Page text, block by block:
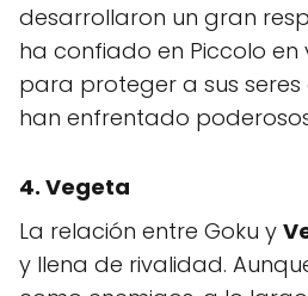
desarrollaron un gran
ha confiado en Piccolo en
para proteger a sus seres
han enfrentado
4. Vegeta
La relación entre Goku y
y llena de rivalidad.